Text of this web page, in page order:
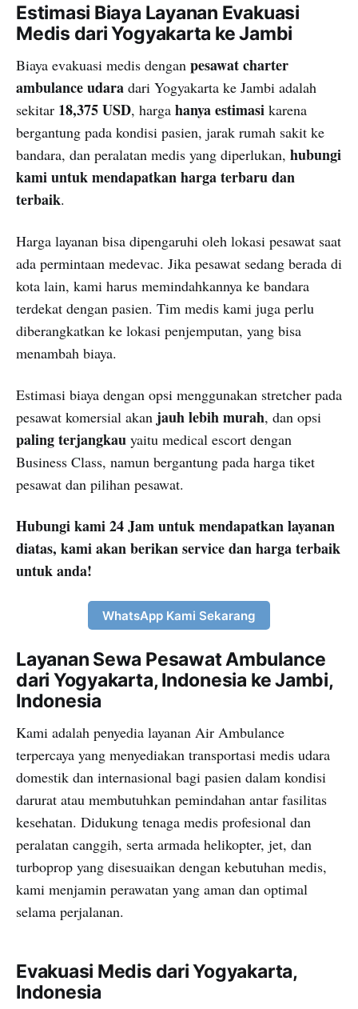
Estimasi Biaya Layanan Evakuasi
Medis dari Yogyakarta ke Jambi
Biaya evakuasi medis dengan pesawat charter
ambulance udara dari Yogyakarta ke Jambi adalah
sekitar 18,375 USD, harga hanya estimasi karena
bergantung pada kondisi pasien, jarak rumah sakit ke
bandara, dan peralatan medis yang diperlukan, hubungi
kami untuk mendapatkan harga terbaru dan
terbaik.
Harga layanan bisa dipengaruhi oleh lokasi pesawat saat
ada permintaan medevac. Jika pesawat sedang berada di
kota lain, kami harus memindahkannya ke bandara
terdekat dengan pasien. Tim medis kami juga perlu
diberangkatkan ke lokasi penjemputan, yang bisa
menambah biaya.
Estimasi biaya dengan opsi menggunakan stretcher pada
pesawat komersial akan jauh lebih murah, dan opsi
paling terjangkau yaitu medical escort dengan
Business Class, namun bergantung pada harga tiket
pesawat dan pilihan pesawat.
Hubungi kami 24 Jam untuk mendapatkan layanan
diatas, kami akan berikan service dan harga terbaik
untuk anda!
WhatsApp Kami Sekarang
Layanan Sewa Pesawat Ambulance
dari Yogyakarta, Indonesia ke Jambi,
Indonesia
Kami adalah penyedia layanan Air Ambulance
terpercaya yang menyediakan transportasi medis udara
domestik dan internasional bagi pasien dalam kondisi
darurat atau membutuhkan pemindahan antar fasilitas
kesehatan. Didukung tenaga medis profesional dan
peralatan canggih, serta armada helikopter, jet, dan
turboprop yang disesuaikan dengan kebutuhan medis,
kami menjamin perawatan yang aman dan optimal
selama perjalanan.
Evakuasi Medis dari Yogyakarta,
Indonesia